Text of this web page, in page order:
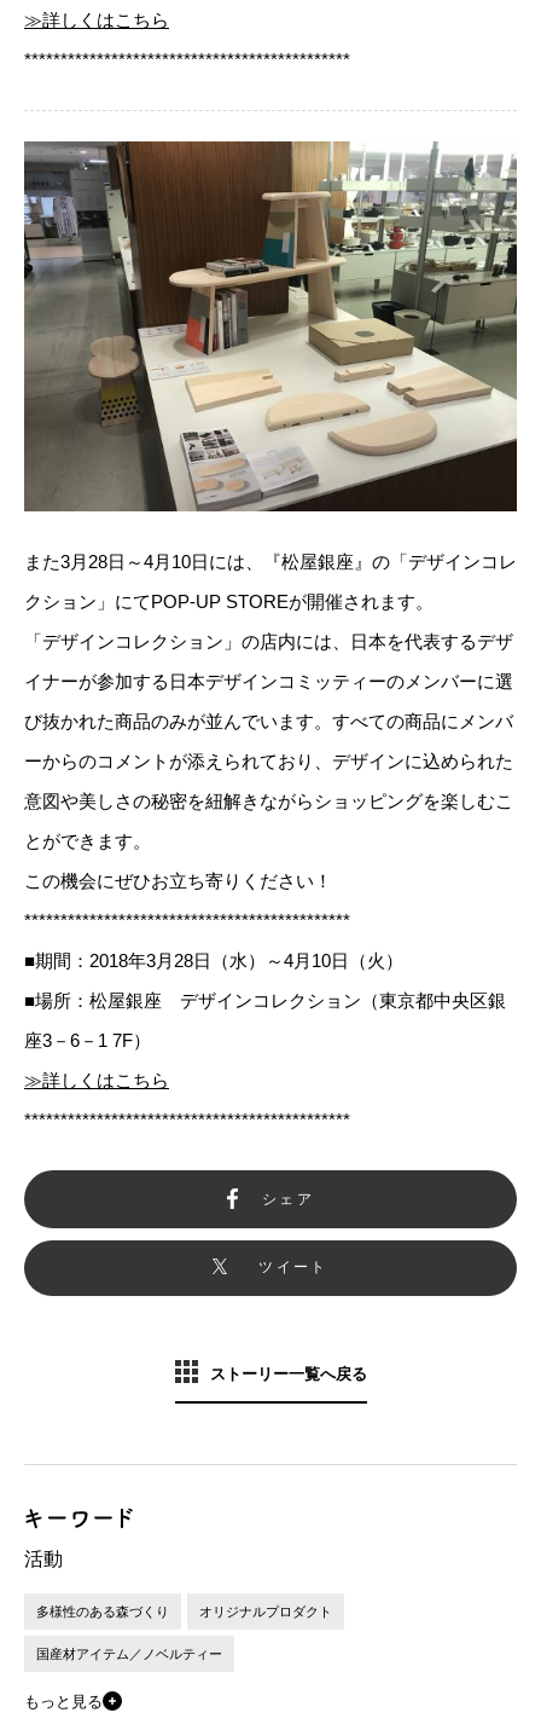
≫詳しくはこちら
*********************************************
また3月28日～4月10日には、『松屋銀座』の「デザインコレ
クション」にてPOP-UP STOREが開催されます。
「デザインコレクション」の店内には、日本を代表するデザ
イナーが参加する日本デザインコミッティーのメンバーに選
び抜かれた商品のみが並んでいます。すべての商品にメンバ
ーからのコメントが添えられており、デザインに込められた
意図や美しさの秘密を紐解きながらショッピングを楽しむこ
とができます。
この機会にぜひお立ち寄りください！
*********************************************
■期間：2018年3月28日（水）～4月10日（火）
■場所：松屋銀座 デザインコレクション（東京都中央区銀
座3－6－1 7F）
≫詳しくはこちら
*********************************************
シェア
ツイート
ストーリー一覧へ戻る
活動
多様性のある森づくり オリジナルプロダクト
国産材アイテム／ノベルティー
もっと見る